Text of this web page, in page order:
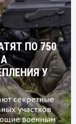
ПО 750
У
секретные
участков
военным